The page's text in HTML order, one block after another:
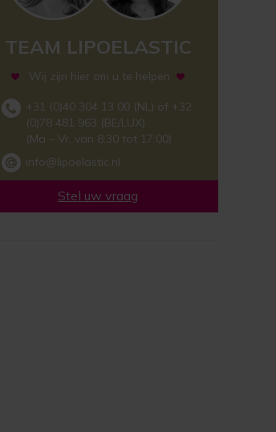
TEAM LIPOELASTIC
Wij zijn hier om u te helpen
+31 (0)40 304 13 00 (NL) of +32
(0)78 481 963 (BE/LUX)
(Ma – Vr, van 8:30 tot 17:00)
info@lipoelastic.nl
Stel uw vraag